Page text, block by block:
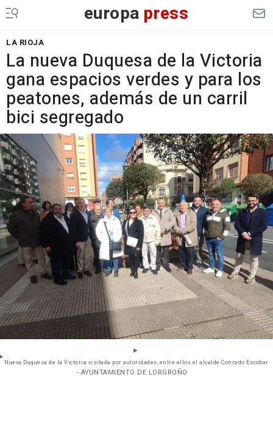
europa press
LA RIOJA
La nueva Duquesa de la Victoria
gana espacios verdes y para los
peatones, además de un carril
bici segregado
Nueva Duquesa de la Victoria visitada por autoridades, entre ellos el alcalde Conrado Escobar
- AYUNTAMIENTO DE LORGROÑO